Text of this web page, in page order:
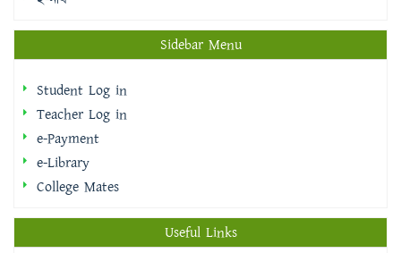
Student Log in
e-Library
College Mates
National Web Portal